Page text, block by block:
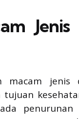
macam jenis
penurunan